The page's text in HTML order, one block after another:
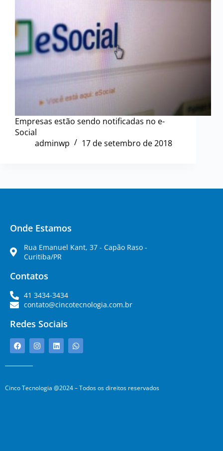
Empresas estão sendo notificadas no e-
Social
adminwp
17 de setembro de 2018
Onde Estamos
Rua Emanuel Kant, 37 - Capão Raso -
Curitiba/PR
Contatos
41 3434-3434
contato@cincotecnologia.com.br
Redes Sociais
Cinco Tecnologia @2024 – Todos os direitos reservados